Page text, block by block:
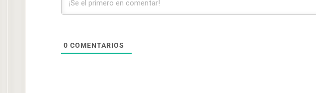
0 COMENTARIOS